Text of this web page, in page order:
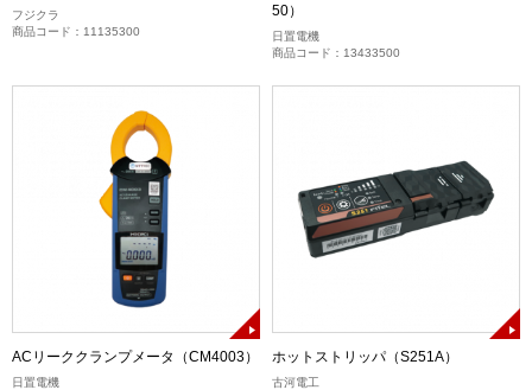
フジクラ
商品コード：11135300
50）
日置電機
商品コード：13433500
ACリーククランプメータ（CM4003）
日置電機
ホットストリッパ（S251A）
古河電工